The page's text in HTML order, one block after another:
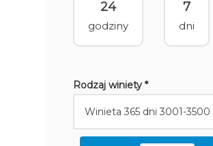
24
godziny
7
dni
Rodzaj winiety *